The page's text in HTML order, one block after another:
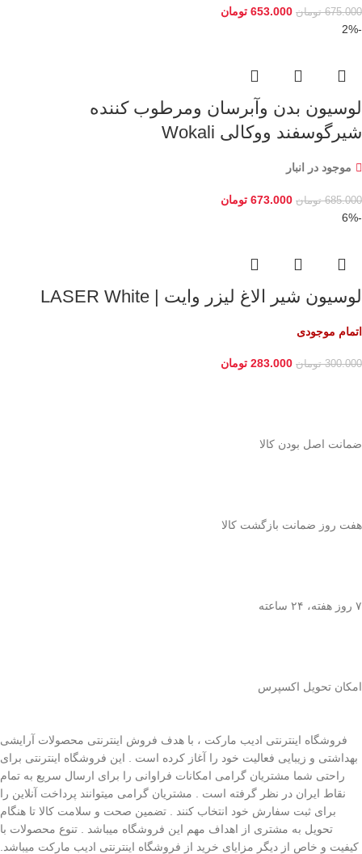
675.000 تومان 653.000 تومان
-2%
لوسیون بدن وآبرسان ومرطوب کننده
شیرگوسفند ووکالی Wokali
موجود در انبار
685.000 تومان 673.000 تومان
-6%
لوسیون شیر الاغ لیزر وایت | LASER White
اتمام موجودی
300.000 تومان 283.000 تومان
ﺿﻤﺎﻧﺖ اﺻﻞ ﺑﻮدن ﮐﺎﻟﺎ
هفت روز ضمانت بازگشت کالا
۷ روز ﻫﻔﺘﻪ، ۲۴ ﺳﺎﻋﺘﻪ
اﻣﮑﺎن ﺗﺤﻮﯾﻞ اﮐﺴﭙﺮس
فروشگاه اینترنتی ادیب مارکت ، با هدف فروش اینترنتی محصولات آرایشی
بهداشتی و زیبایی فعالیت خود را آغاز کرده است . این فروشگاه اینترنتی برای
راحتی شما مشتریان گرامی امکانات فراوانی را برای ارسال سریع به تمام
نقاط ایران در نظر گرفته است . مشتریان گرامی میتوانند پرداخت آنلاین را
برای ثبت سفارش خود انتخاب کنند . تضمین صحت و سلامت کالا تا هنگام
تحویل به مشتری از اهداف مهم این فروشگاه میباشد . تنوع محصولات با
کیفیت و خاص از دیگر مزایای خرید از فروشگاه اینترنتی ادیب مارکت میباشد.